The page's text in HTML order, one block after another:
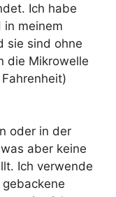
Ich habe
in meinem
sie sind ohne
die Mikrowelle
oder in der
aber keine
Ich verwende